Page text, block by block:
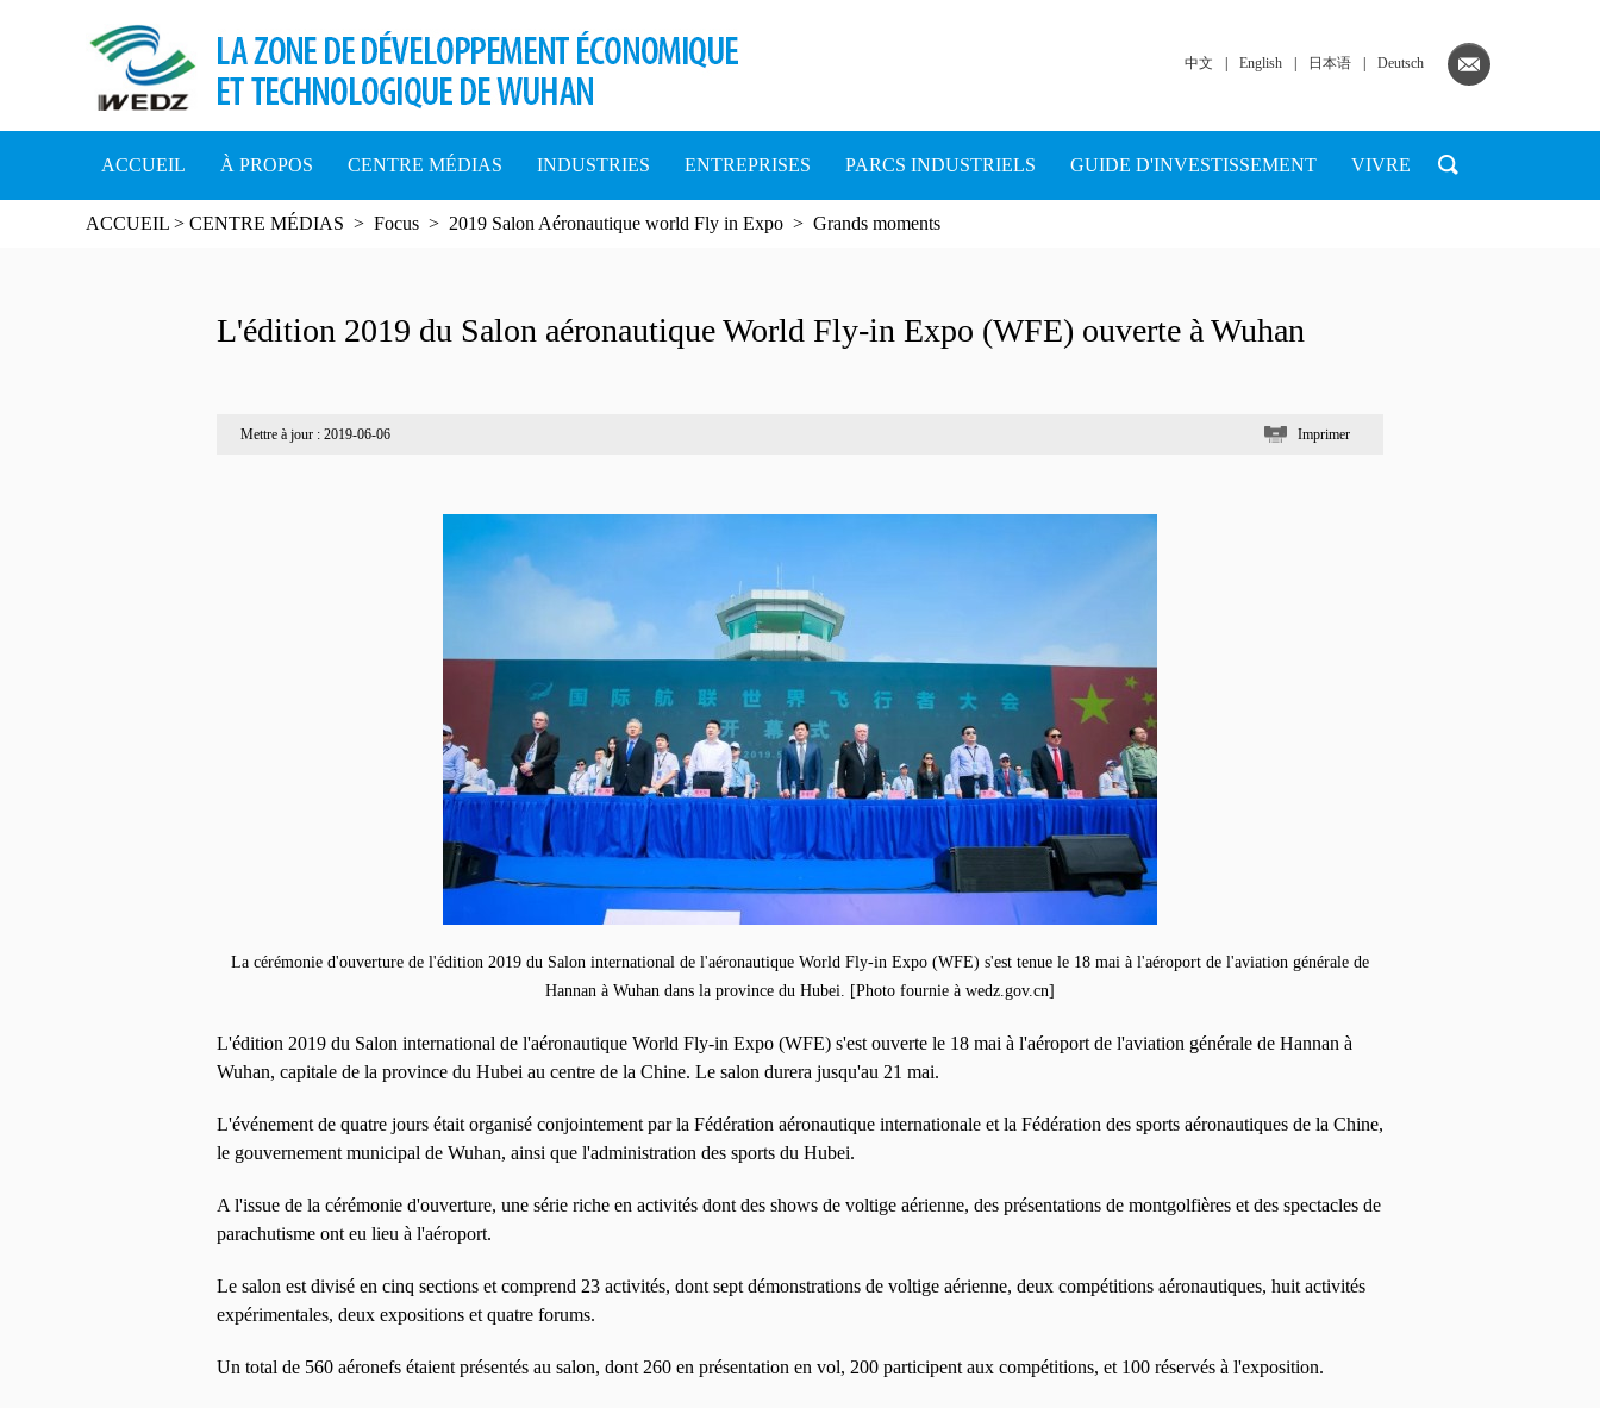
中文 English 日本语 Deutsch
ACCUEIL À PROPOS CENTRE MÉDIAS INDUSTRIES ENTREPRISES PARCS INDUSTRIELS GUIDE D'INVESTISSEMENT VIVRE
ACCUEIL > CENTRE MÉDIAS > Focus > 2019 Salon Aéronautique world Fly in Expo > Grands moments
L'édition 2019 du Salon aéronautique World Fly-in Expo (WFE) ouverte à Wuhan
Mettre à jour : 2019-06-06 Imprimer
La cérémonie d'ouverture de l'édition 2019 du Salon international de l'aéronautique World Fly-in Expo (WFE) s'est tenue le 18 mai à l'aéroport de l'aviation générale de
Hannan à Wuhan dans la province du Hubei. [Photo fournie à wedz.gov.cn]
L'édition 2019 du Salon international de l'aéronautique World Fly-in Expo (WFE) s'est ouverte le 18 mai à l'aéroport de l'aviation générale de Hannan à
Wuhan, capitale de la province du Hubei au centre de la Chine. Le salon durera jusqu'au 21 mai.
L'événement de quatre jours était organisé conjointement par la Fédération aéronautique internationale et la Fédération des sports aéronautiques de la Chine,
le gouvernement municipal de Wuhan, ainsi que l'administration des sports du Hubei.
A l'issue de la cérémonie d'ouverture, une série riche en activités dont des shows de voltige aérienne, des présentations de montgolfières et des spectacles de
parachutisme ont eu lieu à l'aéroport.
Le salon est divisé en cinq sections et comprend 23 activités, dont sept démonstrations de voltige aérienne, deux compétitions aéronautiques, huit activités
expérimentales, deux expositions et quatre forums.
Un total de 560 aéronefs étaient présentés au salon, dont 260 en présentation en vol, 200 participent aux compétitions, et 100 réservés à l'exposition.